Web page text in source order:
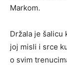
Markom.
Držala je šalicu
joj misli i srce
o svim